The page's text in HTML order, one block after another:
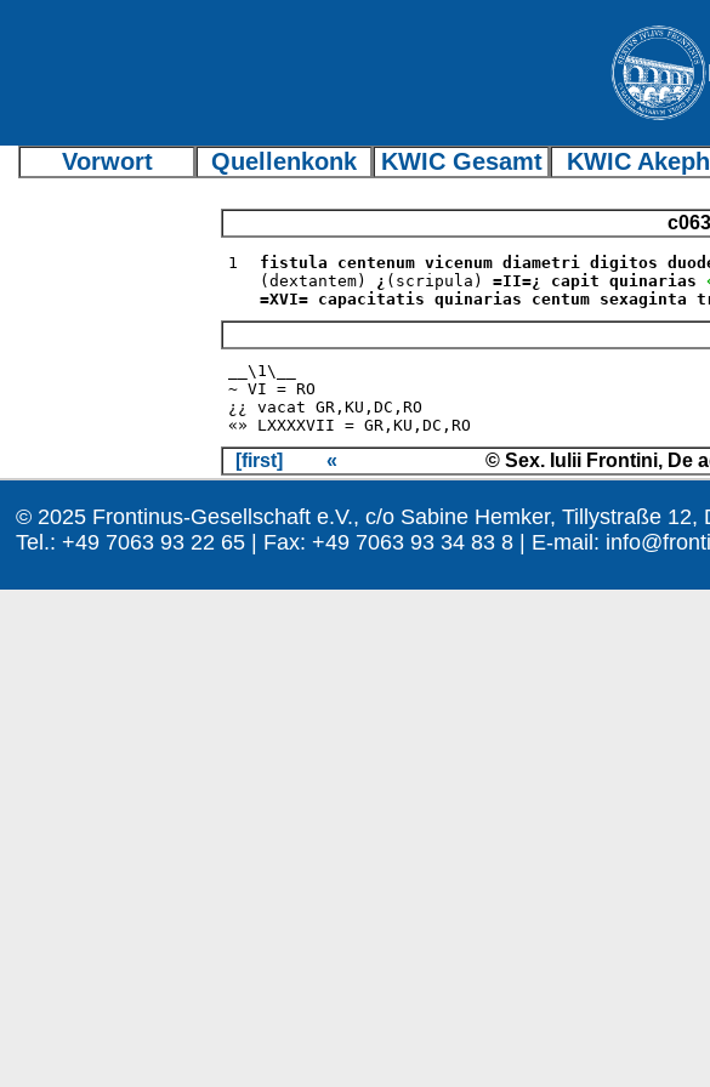
Vorwort Quellenkonk KWIC Gesamt KWIC Akeph
1 fistula centenum vicenum diametri digitos
(dextantem)
¿ (scripula) =II=¿ capit quinarias
=XVI= capacitatis quinarias centum sexaginta
__\1\__
~ VI = RO
¿¿ vacat GR,KU,DC,RO
«» LXXXXVII = GR,KU,DC,RO
[first] « © Sex. Iulii Frontini, De
© 2025 Frontinus-Gesellschaft e.V., c/o Sabine Hemker, Tillystraße 12,
Tel.: +49 7063 93 22 65 | Fax: +49 7063 93 34 83 8 | E-mail: